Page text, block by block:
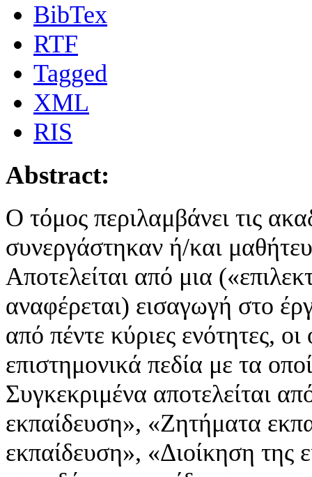
BibTex
RTF
Tagged
XML
RIS
Abstract:
Ο τόμος περιλαμβάνει τις
συνεργάστηκαν ή/και
Αποτελείται από μια
αναφέρεται) εισαγωγή στο
από πέντε κύριες ενότητες,
επιστημονικά πεδία με τα
Συγκεκριμένα αποτελείται
εκπαίδευση», «Ζητήματα
εκπαίδευση», «Διοίκηση της